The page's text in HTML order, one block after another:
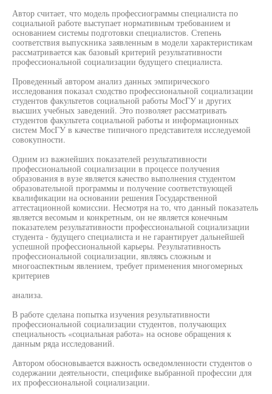
Автор считает, что модель профессиограммы специалиста по
социальной работе выступает нормативным требованием и
основанием системы подготовки специалистов. Степень
соответствия выпускника заявленным в модели характеристикам
рассматривается как базовый критерий результативности
профессиональной социализации будущего специалиста.
Проведенный автором анализ данных эмпирического
исследования показал сходство профессиональной социализации
студентов факультетов социальной работы МосГУ и других
высших учебных заведений. Это позволяет рассматривать
студентов факультета социальной работы и информационных
систем МосГУ в качестве типичного представителя исследуемой
совокупности.
Одним из важнейших показателей результативности
профессиональной социализации в процессе получения
образования в вузе является качество выполнения студентом
образовательной программы и получение соответствующей
квалификации на основании решения Государственной
аттестационной комиссии. Несмотря на то, что данный показатель
является весомым и конкретным, он не является конечным
показателем результативности профессиональной социализации
студента - будущего специалиста и не гарантирует дальнейшей
успешной профессиональной карьеры. Результативность
профессиональной социализации, являясь сложным и
многоаспектным явлением, требует применения многомерных
критериев
анализа.
В работе сделана попытка изучения результативности
профессиональной социализации студентов, получающих
специальность «социальная работа» на основе обращения к
данным ряда исследований.
Автором обосновывается важность осведомленности студентов о
содержании деятельности, специфике выбранной профессии для
их профессиональной социализации.